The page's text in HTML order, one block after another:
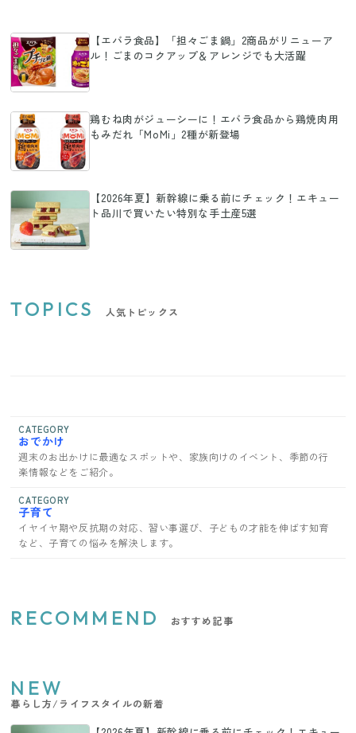
【エバラ食品】「担々ごま鍋」2商品がリニューア
ル！ごまのコクアップ＆アレンジでも大活躍
鶏むね肉がジューシーに！エバラ食品から鶏焼肉用
もみだれ「MoMi」2種が新登場
【2026年夏】新幹線に乗る前にチェック！エキュー
ト品川で買いたい特別な手土産5選
TOPICS 人気トピックス
CATEGORY
おでかけ
週末のお出かけに最適なスポットや、家族向けのイベント、季節の行
楽情報などをご紹介。
CATEGORY
子育て
イヤイヤ期や反抗期の対応、習い事選び、子どもの才能を伸ばす知育
など、子育ての悩みを解決します。
RECOMMEND おすすめ記事
NEW
暮らし方/ライフスタイルの新着